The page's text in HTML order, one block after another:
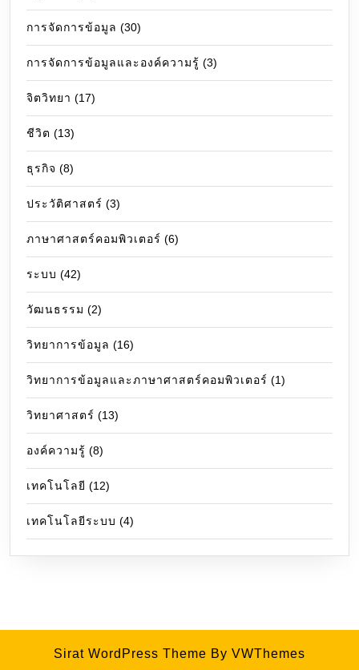
การจัดการข้อมูล (30)
การจัดการข้อมูลและองค์ความรู้ (3)
จิตวิทยา (17)
ชีวิต (13)
ธุรกิจ (8)
ประวัติศาสตร์ (3)
ภาษาศาสตร์คอมพิวเตอร์ (6)
ระบบ (42)
วัฒนธรรม (2)
วิทยาการข้อมูล (16)
วิทยาการข้อมูลและภาษาศาสตร์คอมพิวเตอร์ (1)
วิทยาศาสตร์ (13)
องค์ความรู้ (8)
เทคโนโลยี (12)
เทคโนโลยีระบบ (4)
Sirat WordPress Theme By VWThemes